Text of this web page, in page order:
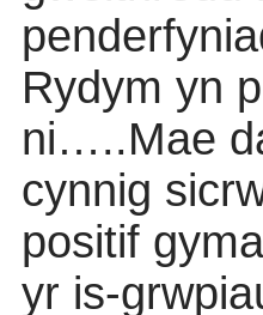
Rydym yn
ni…..Mae
cynnig
positif
yr is-